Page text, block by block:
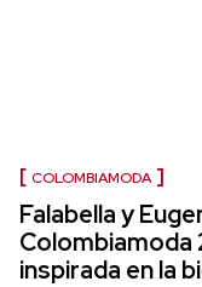
COLOMBIAMODA
Falabella y
Colombiamoda
inspirada en la